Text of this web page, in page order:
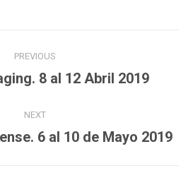
PREVIOUS
Previous
8 al 12 Abril 2019
NEXT
Next
6 al 10 de Mayo 2019